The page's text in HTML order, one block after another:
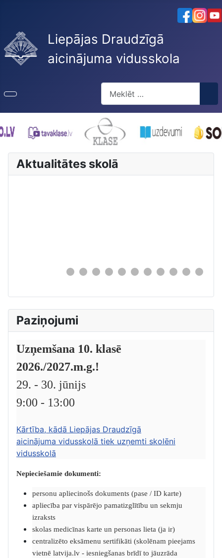
Liepājas Draudzīgā
aicinājuma vidusskola
Type 2 or more characters for
Aktualitātes skolā
Paziņojumi
Uzņemšana 10. klasē
2026./2027.m.g.!
29. - 30. jūnijs
9:00 - 13:00
Kārtība, kādā Liepājas Draudzīgā
aicinājuma vidusskolā tiek uzņemti skolēni
vidusskolā
Nepieciešamie dokumenti:
personu apliecinošs dokuments (pase / ID karte)
apliecība par vispārējo pamatizglītību un sekmju
izraksts
skolas medicīnas karte un personas lieta (ja ir)
centralizēto eksāmenu sertifikāti (skolēnam pieejams
vietnē latvija.lv - iesniegšanas brīdī to jāuzrāda